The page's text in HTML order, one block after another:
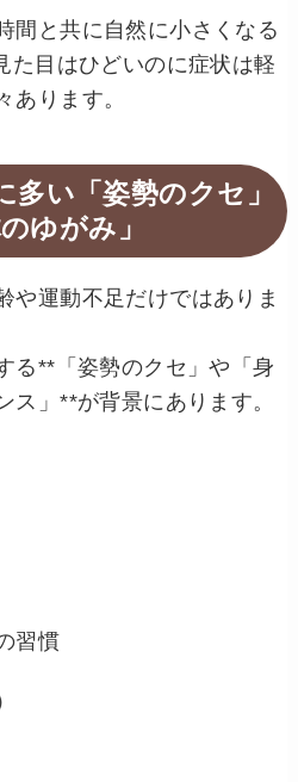
間と共に自然に小さくなる
た目はひどいのに症状は軽
あります。
い「姿勢のクセ」
ゆがみ」
や運動不足だけではありま
る**「姿勢のクセ」や「身
ス」**が背景にあります。
習慣